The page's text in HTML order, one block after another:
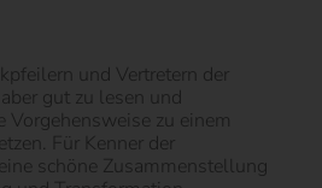
und Vertretern der
gut zu lesen und
zu einem
Für Kenner der
schöne Zusammenstellung